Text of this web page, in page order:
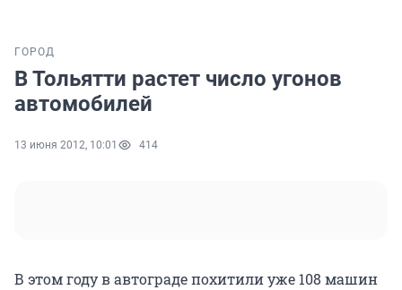
ГОРОД
В Тольятти растет число угонов
автомобилей
13 июня 2012, 10:01 414
В этом году в автограде похитили уже 108 машин